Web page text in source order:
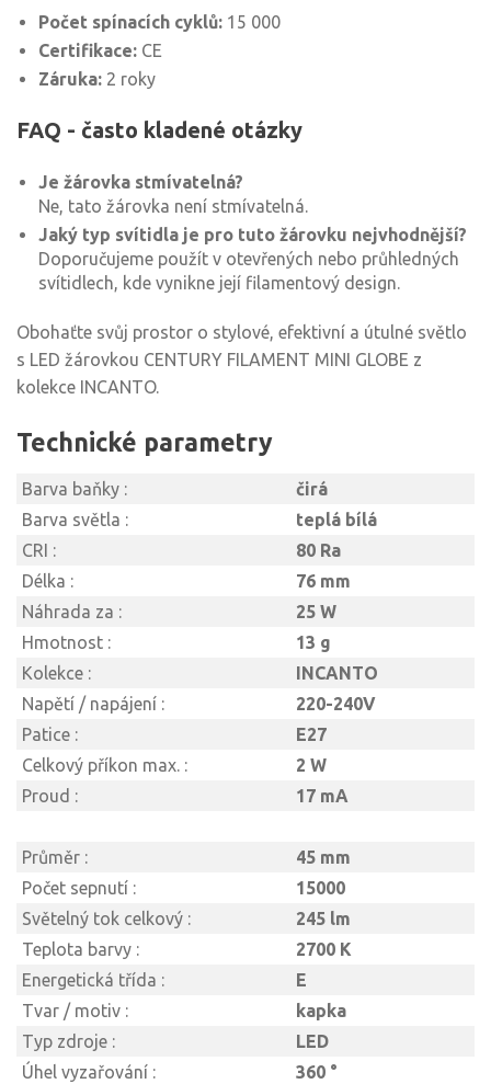
Počet spínacích cyklů: 15 000
Certifikace: CE
Záruka: 2 roky
FAQ - často kladené otázky
Je žárovka stmívatelná?
Ne, tato žárovka není stmívatelná.
Jaký typ svítidla je pro tuto žárovku nejvhodnější?
Doporučujeme použít v otevřených nebo průhledných
svítidlech, kde vynikne její filamentový design.
Obohaťte svůj prostor o stylové, efektivní a útulné světlo
s LED žárovkou CENTURY FILAMENT MINI GLOBE z
kolekce INCANTO.
Technické parametry
Barva baňky :
čirá
Barva světla :
teplá bílá
CRI :
80 Ra
Délka :
76 mm
Náhrada za :
25 W
Hmotnost :
13 g
Kolekce :
INCANTO
Napětí / napájení :
220-240V
Patice :
E27
Celkový příkon max. :
2 W
Proud :
17 mA
Průměr :
45 mm
Počet sepnutí :
15000
Světelný tok celkový :
245 lm
Teplota barvy :
2700 K
Energetická třída :
E
Tvar / motiv :
kapka
Typ zdroje :
LED
Úhel vyzařování :
360 °